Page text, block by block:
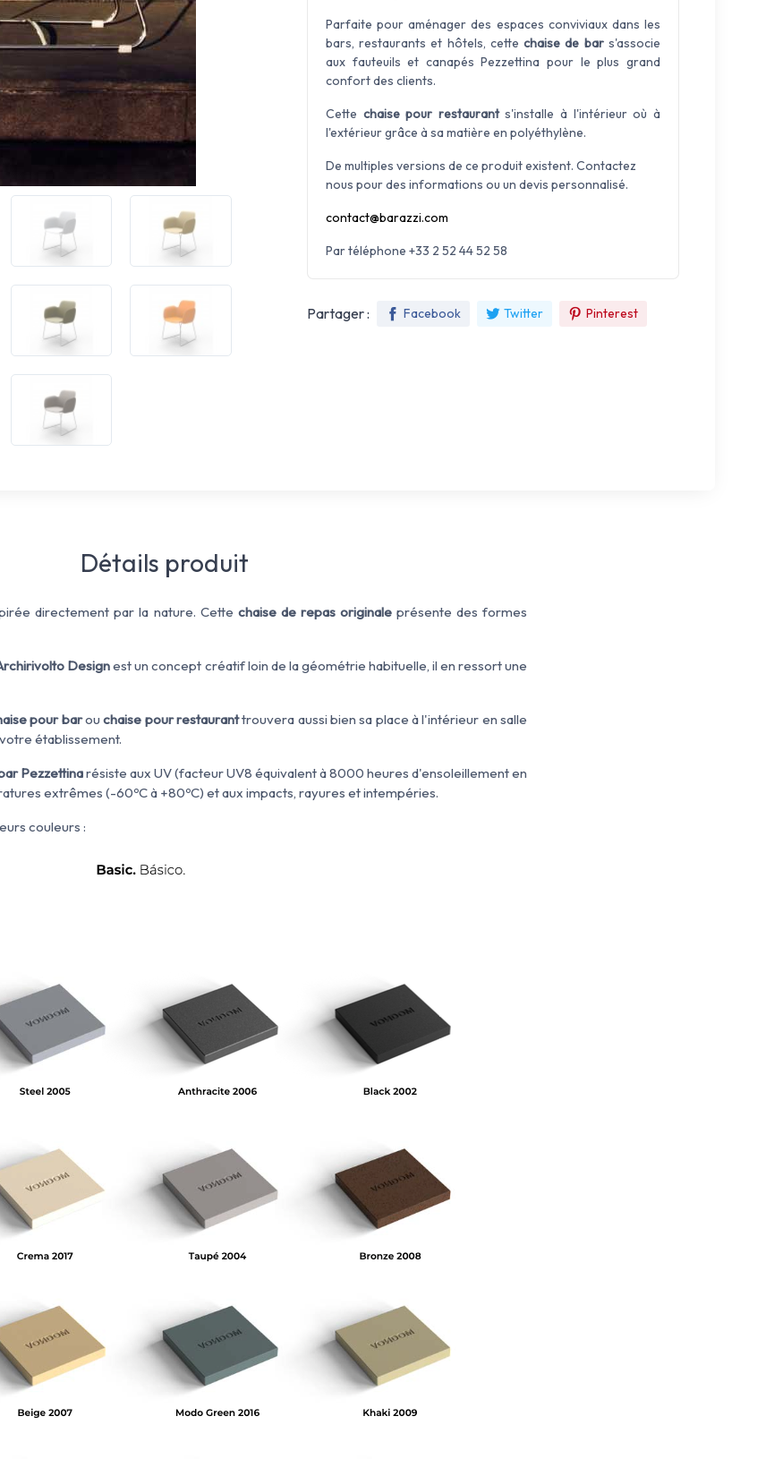
Parfaite pour aménager des espaces conviviaux dans les
bars, restaurants et hôtels, cettechaise de bars'associe
aux fauteuils et canapés Pezzettina pour le plus grand
confort des clients.
Cette chaise pour restaurants'installe à l'intérieur où à
l'extérieur grâce à sa matière en polyéthylène.
De multiples versions de ce produit existent. Contactez
nous pour des informations ou un devis personnalisé.
contact@barazzi.com
Par téléphone +33 2 52 44 52 58
Partager : Facebook Twitter Pinterest
Détails produit
directement par la nature. Cette chaise de repas originale présente des formes
Designestun concept créatifloin de la géométrie habituelle, il en ressort une
pour barouchaise pour restauranttrouvera aussi bien sa place à l'intérieur en salle
établissement.
Pezzettinarésiste aux UV (facteur UV8 équivalent à 8000 heures d'ensoleillement en
extrêmes (-60ºC à +80ºC) et aux impacts, rayures et intempéries.
couleurs :